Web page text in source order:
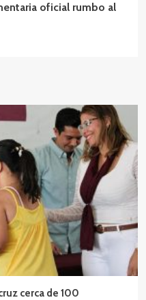
oficial rumbo al
cerca de 100